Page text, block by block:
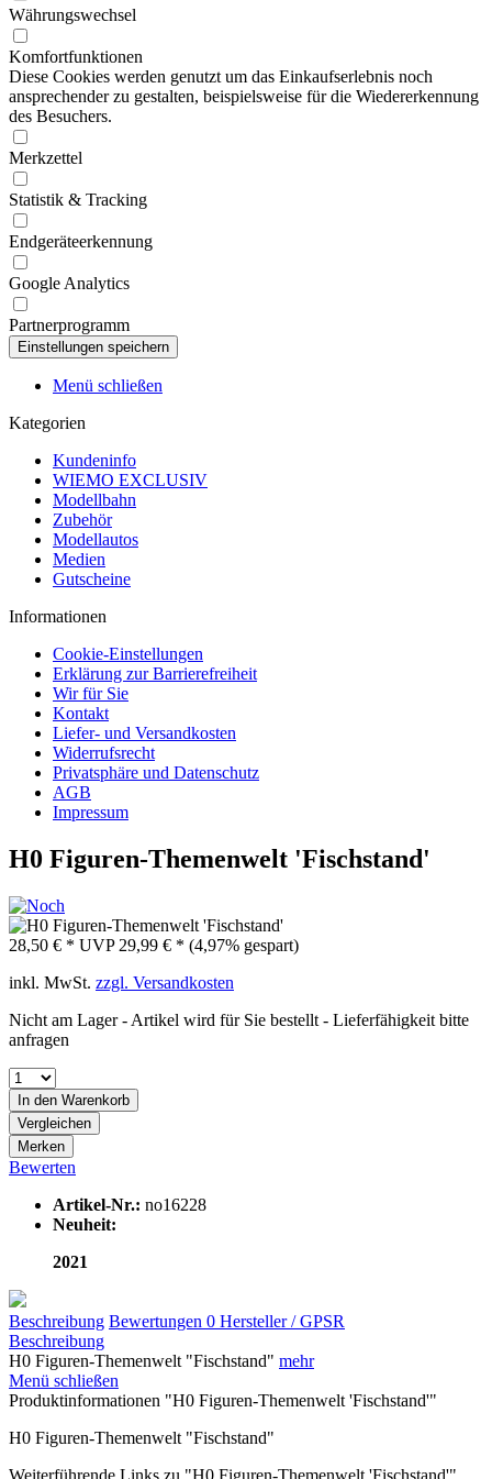
Währungswechsel
Komfortfunktionen
Diese Cookies werden genutzt um das Einkaufserlebnis noch
ansprechender zu gestalten, beispielsweise für die Wiedererkennung
des Besuchers.
Merkzettel
Statistik & Tracking
Endgeräteerkennung
Google Analytics
Partnerprogramm
Menü schließen
Kategorien
Kundeninfo
WIEMO EXCLUSIV
Modellbahn
Zubehör
Modellautos
Medien
Gutscheine
Informationen
Cookie-Einstellungen
Erklärung zur Barrierefreiheit
Wir für Sie
Kontakt
Liefer- und Versandkosten
Widerrufsrecht
Privatsphäre und Datenschutz
AGB
Impressum
H0 Figuren-Themenwelt 'Fischstand'
28,50 € * UVP 29,99 € * (4,97% gespart)
inkl. MwSt. zzgl. Versandkosten
Nicht am Lager - Artikel wird für Sie bestellt - Lieferfähigkeit bitte
anfragen
In den Warenkorb
Vergleichen
Merken
Bewerten
Artikel-Nr.: no16228
Neuheit:
2021
Beschreibung Bewertungen 0 Hersteller / GPSR
Beschreibung
H0 Figuren-Themenwelt "Fischstand" mehr
Menü schließen
Produktinformationen "H0 Figuren-Themenwelt 'Fischstand'"
H0 Figuren-Themenwelt "Fischstand"
Weiterführende Links zu "H0 Figuren-Themenwelt 'Fischstand'"